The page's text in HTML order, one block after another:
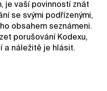
je vaší povinností znát
se svými podřízenými,
obsahem seznámeni.
porušování Kodexu,
a náležitě je hlásit.